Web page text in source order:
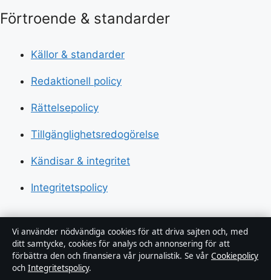
Förtroende & standarder
Källor & standarder
Redaktionell policy
Rättelsepolicy
Tillgänglighetsredogörelse
Kändisar & integritet
Integritetspolicy
Om Sverigerapport i korthet
Sverigerapport är en oberoende svensk digital
nyhetssajt med fokus på film, tv, kultur och
Vi använder nödvändiga cookies för att driva sajten och, med
ditt samtycke, cookies för analys och annonsering för att
förbättra den och finansiera vår journalistik. Se vår Cookiepolicy
och Integritetspolicy.